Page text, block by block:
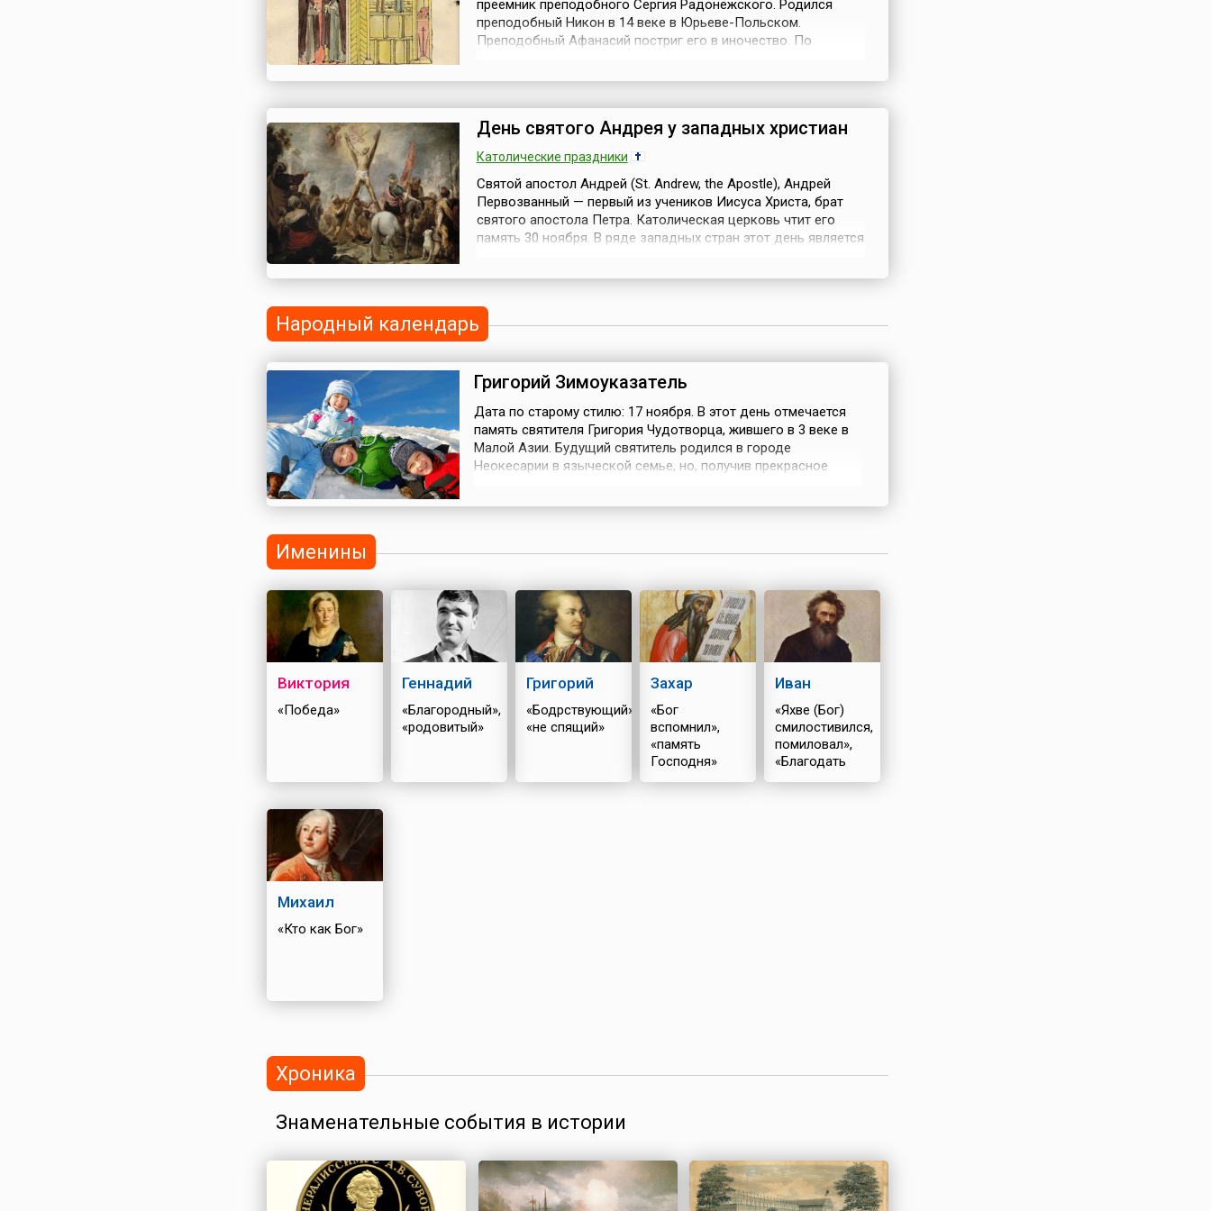
преемник преподобного Сергия Радонежского. Родился
преподобный Никон в 14 веке в Юрьеве-Польском.
Преподобный Афанасий постриг его в иночество. По
собой в одной келии, а позже поставил п...
День святого Андрея у западных христиан
Католические праздники
Святой апостол Андрей (St. Andrew, the Apostle), Андрей
Первозванный — первый из учеников Иисуса Христа, брат
святого апостола Петра. Католическая церковь чтит его
память 30 ноября. В ряде западных стран этот день является
свидетельствует о то...
Народный календарь
Григорий Зимоуказатель
Дата по старому стилю: 17 ноября. В этот день отмечается
память святителя Григория Чудотворца, жившего в 3 веке в
Малой Азии. Будущий святитель родился в городе
Неокесарии в языческой семье, но, получив прекрасное
Именины
Виктория
«Победа»
Геннадий
«Благородный»,
«родовитый»
Григорий
«Бодрствующий»,
«не спящий»
Захар
«Бог
вспомнил»,
«память
Господня»
Иван
«Яхве (Бог)
смилостивился,
помиловал»,
«Благодать
Божия»
Михаил
«Кто как Бог»
Хроника
Знаменательные события в истории